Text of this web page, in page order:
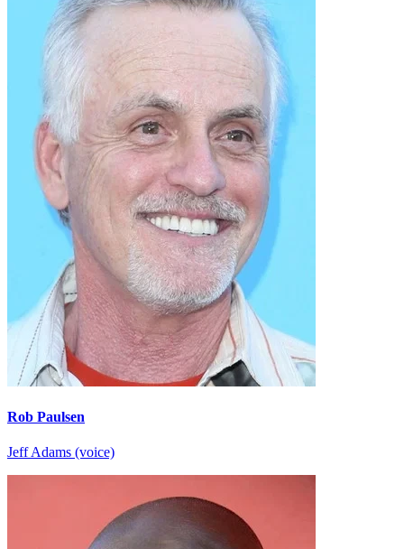
Rob Paulsen
Jeff Adams (voice)